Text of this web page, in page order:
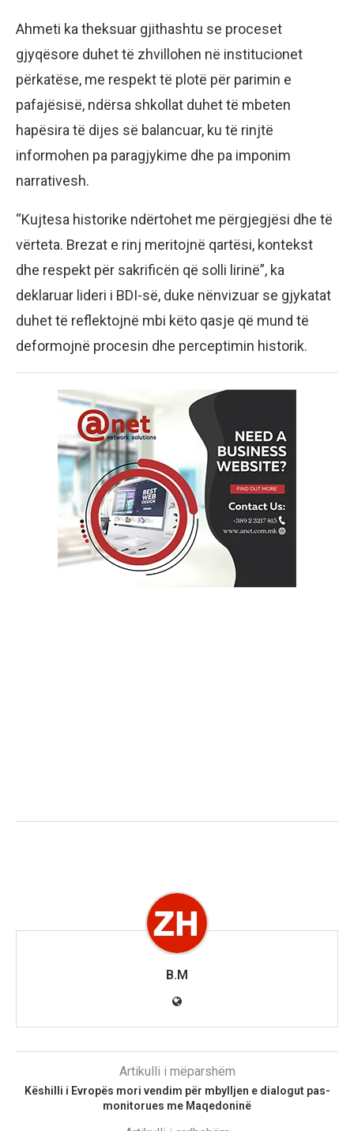
Ahmeti ka theksuar gjithashtu se proceset
gjyqësore duhet të zhvillohen në institucionet
përkatëse, me respekt të plotë për parimin e
pafajësisë, ndërsa shkollat duhet të mbeten
hapësira të dijes së balancuar, ku të rinjtë
informohen pa paragjykime dhe pa imponim
narrativesh.
“Kujtesa historike ndërtohet me përgjegjësi dhe të
vërteta. Brezat e rinj meritojnë qartësi, kontekst
dhe respekt për sakrificën që solli lirinë”, ka
deklaruar lideri i BDI-së, duke nënvizuar se gjykatat
duhet të reflektojnë mbi këto qasje që mund të
deformojnë procesin dhe perceptimin historik.
B.M
Artikulli i mëparshëm
Këshilli i Evropës mori vendim për mbylljen e dialogut pas-
monitorues me Maqedoninë